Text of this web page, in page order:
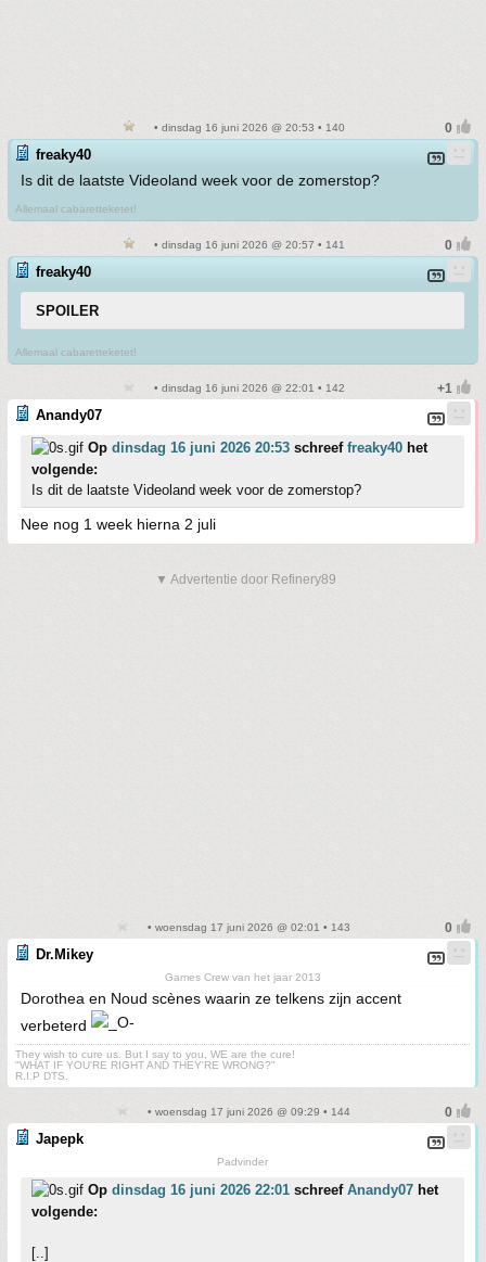
• dinsdag 16 juni 2026 @ 20:53 • 140
freaky40
Is dit de laatste Videoland week voor de zomerstop?
Allemaal cabaretteketet!
• dinsdag 16 juni 2026 @ 20:57 • 141
freaky40
SPOILER
Allemaal cabaretteketet!
• dinsdag 16 juni 2026 @ 22:01 • 142
Anandy07
Op dinsdag 16 juni 2026 20:53 schreef freaky40 het
volgende:
Is dit de laatste Videoland week voor de zomerstop?
Nee nog 1 week hierna 2 juli
▼ Advertentie door Refinery89
• woensdag 17 juni 2026 @ 02:01 • 143
Dr.Mikey
Games Crew van het jaar 2013
Dorothea en Noud scènes waarin ze telkens zijn accent
verbeterd
They wish to cure us. But I say to you, WE are the cure!
"WHAT IF YOU'RE RIGHT AND THEY'RE WRONG?"
R.I.P DTS.
• woensdag 17 juni 2026 @ 09:29 • 144
Japepk
Padvinder
Op dinsdag 16 juni 2026 22:01 schreef Anandy07 het
volgende:
[..]